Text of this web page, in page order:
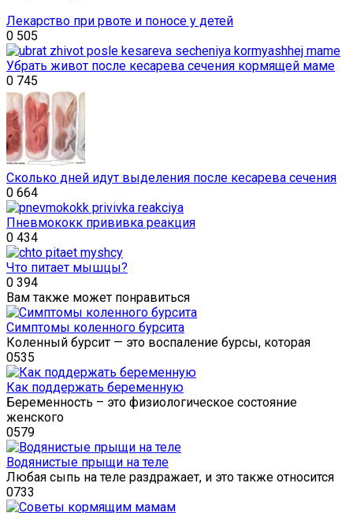
Лекарство при рвоте и поносе у детей
0 505
Убрать живот после кесарева сечения кормящей маме
0 745
Сколько дней идут выделения после кесарева сечения
0 664
Пневмококк прививка реакция
0 434
Что питает мышцы?
0 394
Вам также может понравиться
Симптомы коленного бурсита
Коленный бурсит — это воспаление бурсы, которая
0535
Как поддержать беременную
Беременность – это физиологическое состояние
женского
0579
Водянистые прыщи на теле
Любая сыпь на теле раздражает, и это также относится
0733